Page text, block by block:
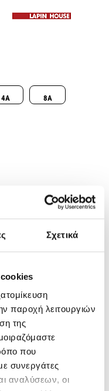
Σχετικά
cookies
παροχή λειτουργιών
της
που
συνεργάτες
αναλύσεων, οι
4A 8A
252E4242